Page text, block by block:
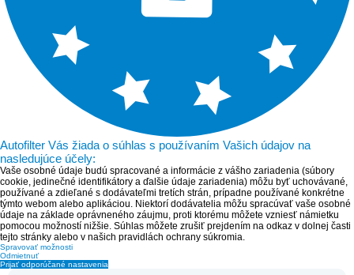
Autofilter Vás žiada o súhlas s používaním Vašich údajov na
nasledujúce účely:
Vaše osobné údaje budú spracované a informácie z vášho zariadenia (súbory
cookie, jedinečné identifikátory a ďalšie údaje zariadenia) môžu byť uchovávané,
používané a zdieľané s dodávateľmi tretích strán, prípadne používané konkrétne
týmto webom alebo aplikáciou. Niektorí dodávatelia môžu spracúvať vaše osobné
údaje na základe oprávneného záujmu, proti ktorému môžete vzniesť námietku
pomocou možností nižšie. Súhlas môžete zrušiť prejdením na odkaz v dolnej časti
tejto stránky alebo v našich pravidlách ochrany súkromia.
Spravovať možnosti
Odmietnuť
Prijať odporúčané nastavenia